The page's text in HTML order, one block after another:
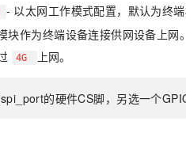
- 以太网工作模式配置，默认为终端
块作为终端设备连接供网设备上
4G 上网。
的硬件CS脚，另选一个